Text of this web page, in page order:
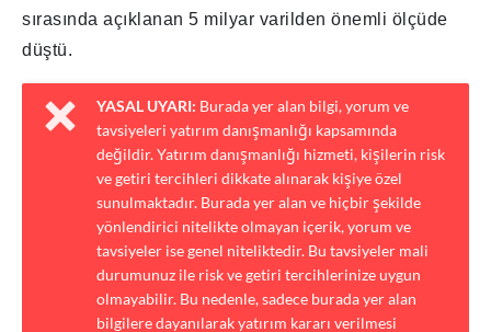
sırasında açıklanan 5 milyar varilden önemli ölçüde
düştü.
YASAL UYARI: Burada yer alan bilgi, yorum ve
tavsiyeleri yatırım danışmanlığı kapsamında
değildir. Yatırım danışmanlığı hizmeti, kişilerin risk
ve getiri tercihleri dikkate alınarak kişiye özel
sunulmaktadır. Burada yer alan ve hiçbir şekilde
yönlendirici nitelikte olmayan içerik, yorum ve
tavsiyeler ise genel niteliktedir. Bu tavsiyeler mali
durumunuz ile risk ve getiri tercihlerinize uygun
olmayabilir. Bu nedenle, sadece burada yer alan
bilgilere dayanılarak yatırım kararı verilmesi